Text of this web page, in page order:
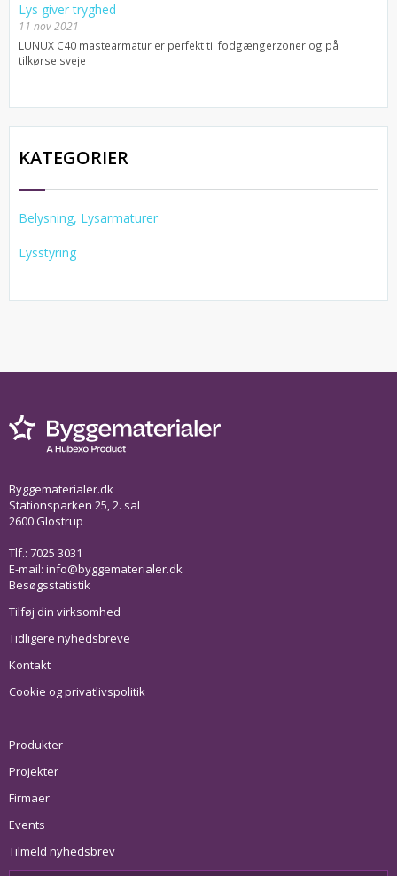
Lys giver tryghed
11 nov 2021
LUNUX C40 mastearmatur er perfekt til fodgængerzoner og på
tilkørselsveje
KATEGORIER
Belysning, Lysarmaturer
Lysstyring
Byggematerialer.dk
Stationsparken 25, 2. sal
2600 Glostrup
Tlf.: 7025 3031
E-mail: info@byggematerialer.dk
Besøgsstatistik
Tilføj din virksomhed
Tidligere nyhedsbreve
Kontakt
Cookie og privatlivspolitik
Produkter
Projekter
Firmaer
Events
Tilmeld nyhedsbrev